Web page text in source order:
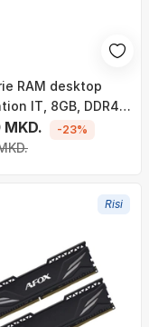
RAM desktop
IT, 8GB, DDR4
me
-23%
Risi